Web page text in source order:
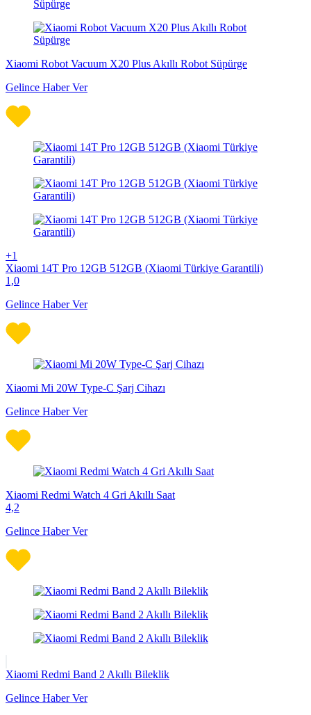
Xiaomi Robot Vacuum X20 Plus Akıllı Robot Süpürge
Gelince Haber Ver
+1
Xiaomi 14T Pro 12GB 512GB (Xiaomi Türkiye Garantili)
1,0
Gelince Haber Ver
Xiaomi Mi 20W Type-C Şarj Cihazı
Gelince Haber Ver
Xiaomi Redmi Watch 4 Gri Akıllı Saat
4,2
Gelince Haber Ver
Xiaomi Redmi Band 2 Akıllı Bileklik
Gelince Haber Ver